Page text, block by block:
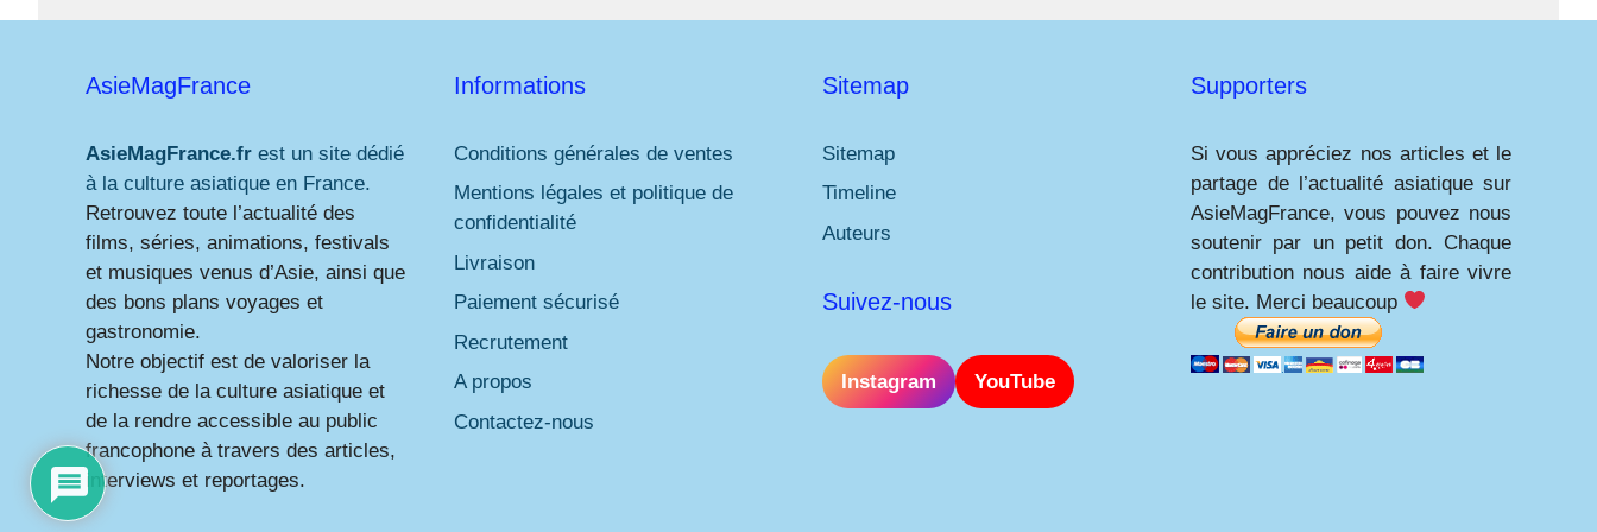
AsieMagFrance
AsieMagFrance.fr est un site dédié
à la culture asiatique en France.
Retrouvez toute l’actualité des
films, séries, animations, festivals
et musiques venus d’Asie, ainsi que
des bons plans voyages et
gastronomie.
Notre objectif est de valoriser la
richesse de la culture asiatique et
de la rendre accessible au public
francophone à travers des articles,
interviews et reportages.
Informations
Conditions générales de ventes
Mentions légales et politique de
confidentialité
Livraison
Paiement sécurisé
Recrutement
A propos
Contactez-nous
Sitemap
Sitemap
Timeline
Auteurs
Suivez-nous
Instagram YouTube
Supporters
Si vous appréciez nos articles et le
partage de l’actualité asiatique sur
AsieMagFrance, vous pouvez nous
soutenir par un petit don. Chaque
contribution nous aide à faire vivre
le site. Merci beaucoup